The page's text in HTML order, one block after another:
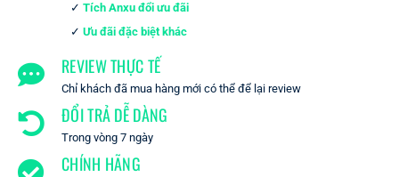
Tích Anxu đổi ưu đãi
Ưu đãi đặc biệt khác
REVIEW THỰC TẾ
Chỉ khách đã mua hàng mới có thể để lại review
ĐỔI TRẢ DỄ DÀNG
Trong vòng 7 ngày
CHÍNH HÃNG